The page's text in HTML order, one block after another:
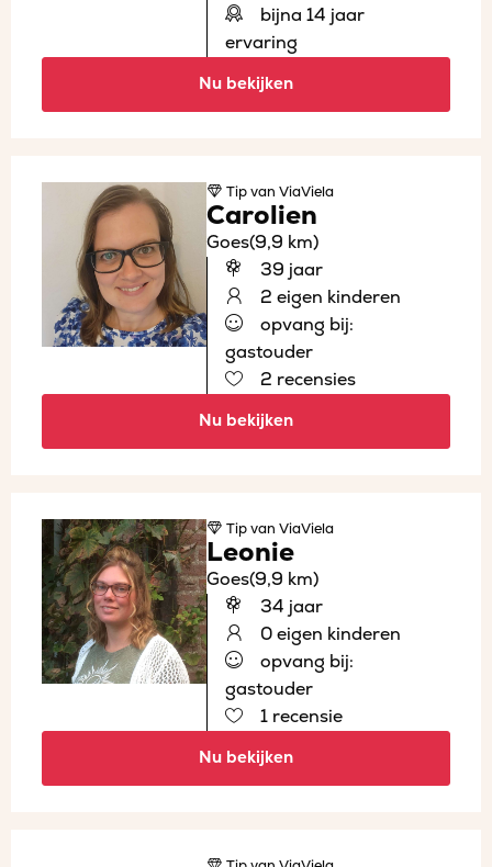
bijna 14 jaar
ervaring
Nu bekijken
Tipvan ViaViela
Carolien
Goes(9,9 km)
39 jaar
2 eigen kinderen
opvang bij:
gastouder
2 recensies
Nu bekijken
Tipvan ViaViela
Leonie
Goes(9,9 km)
34 jaar
0 eigen kinderen
opvang bij:
gastouder
1 recensie
Nu bekijken